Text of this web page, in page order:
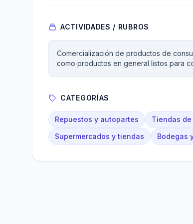
ACTIVIDADES / RUBROS
Comercialización de productos de
como productos en general listos para
CATEGORÍAS
Repuestos y autopartes Tiendas
Supermercados y tiendas
Bodegas